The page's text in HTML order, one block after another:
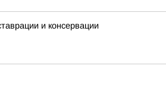
и консервации